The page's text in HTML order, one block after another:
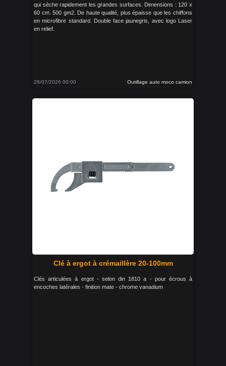
qui sèche rapidement les grandes surfaces. Dimensions : 120 x
60 cm. 500 gm2. De haute qualité, plus épaisse que les chiffons
en microfibre standard. Double face jaunegris, avec logo Laser
en relief.
28/07/2026 00:00 Outillage auto moco camion
Clé à ergot à crémaillère 20-100mm
Clés articulées à ergot - selon din 1810 a - pour écrous à
encoches latérales - finition mate - chrome vanadium